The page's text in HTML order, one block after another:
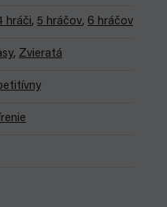
hráči,5 hráčov, 6 hráčov
,Zvieratá